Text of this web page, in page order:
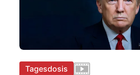
Tagesdosis